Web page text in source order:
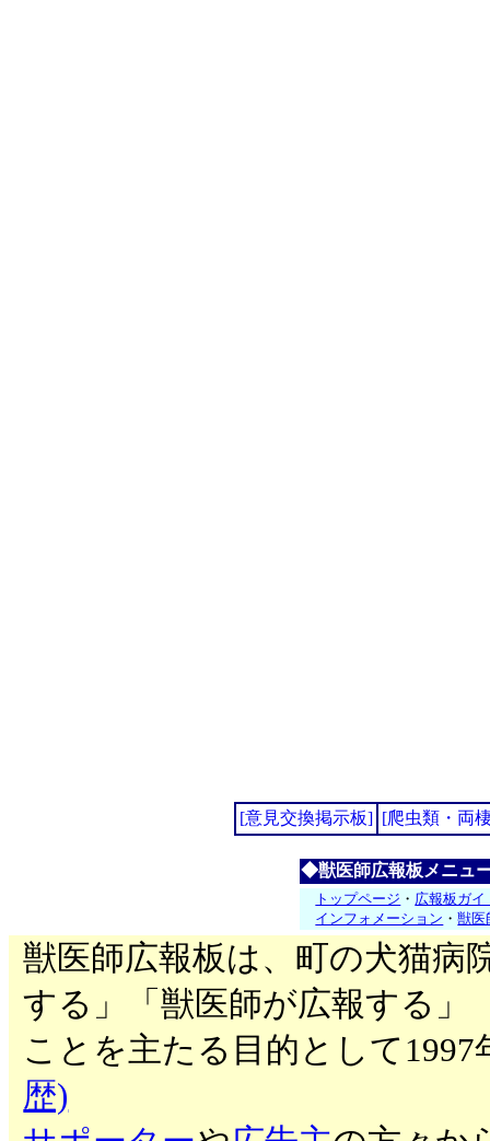
[意見交換掲示板] [爬虫類・両
◆獣医師広報板メニュ
トップページ ・ 広報板ガイ
インフォメーション ・獣医
獣医師広報板は、町の犬猫病
する」「獣医師が広報する」
ことを主たる目的として
歴)